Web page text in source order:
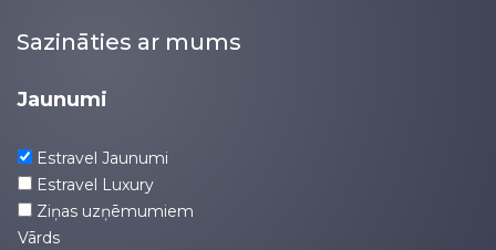
Sazināties ar mums
Jaunumi
Estravel Jaunumi
Estravel Luxury
Ziņas uzņēmumiem
Vārds